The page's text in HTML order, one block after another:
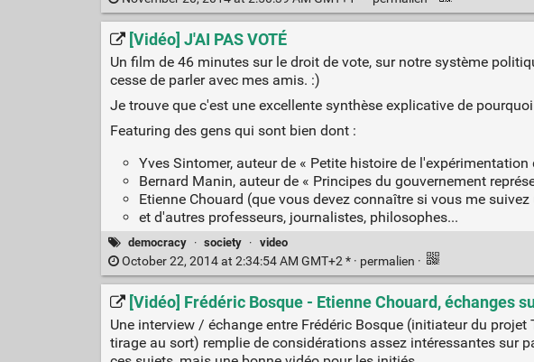
[Vidéo] J'AI PAS VOTÉ
Un film de 46 minutes sur le droit de vote, sur notre système
cesse de parler avec mes amis. :)
Je trouve que c'est une excellente synthèse explicative de
Featuring des gens qui sont bien dont :
Yves Sintomer, auteur de « Petite histoire de l'expérimentation
Bernard Manin, auteur de « Principes du gouvernement
Etienne Chouard (que vous devez connaître si vous me suivez
et d'autres professeurs, journalistes, philosophes...
democracy · society · video
October 22, 2014 at 2:34:54 AM GMT+2 * · permalien ·
[Vidéo] Frédéric Bosque - Etienne Chouard, échanges
Une interview / échange entre Frédéric Bosque (initiateur du
tirage au sort) remplie de considérations assez intéressantes sur